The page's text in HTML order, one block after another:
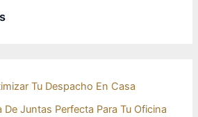
Tu Despacho En Casa
De Juntas Perfecta Para Tu Oficina